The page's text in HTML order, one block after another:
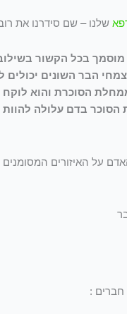
שלנו – שם סידרנו את
מוסמך בכל הקשור
הבר השונים יכולים
הסוכרת והוא
בדם עלולה להוות
על האיזורים
: